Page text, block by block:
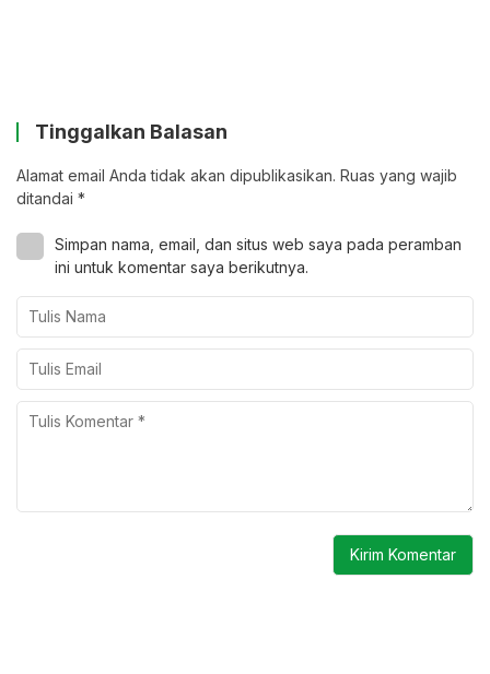
Tinggalkan Balasan
Alamat email Anda tidak akan dipublikasikan. Ruas yang wajib
ditandai *
Simpan nama, email, dan situs web saya pada peramban
ini untuk komentar saya berikutnya.